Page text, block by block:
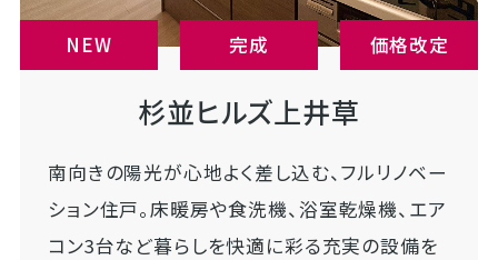
NEW 完成 価格改定
杉並ヒルズ上井草
南向きの陽光が心地よく差し込む、フルリノベー
ション住戸。床暖房や食洗機、浴室乾燥機、エア
コン3台など暮らしを快適に彩る充実の設備を